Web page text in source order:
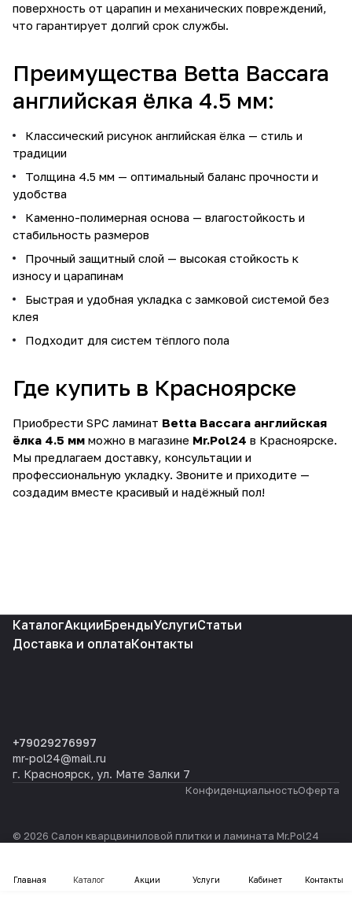
поверхность от царапин и механических повреждений,
что гарантирует долгий срок службы.
Преимущества Betta Baccara
английская ёлка 4.5 мм:
Классический рисунок английская ёлка — стиль и
традиции
Толщина 4.5 мм — оптимальный баланс прочности и
удобства
Каменно-полимерная основа — влагостойкость и
стабильность размеров
Прочный защитный слой — высокая стойкость к
износу и царапинам
Быстрая и удобная укладка с замковой системой без
клея
Подходит для систем тёплого пола
Где купить в Красноярске
Приобрести SPC ламинат Betta Baccara английская
ёлка 4.5 мм можно в магазине Mr.Pol24 в Красноярске.
Мы предлагаем доставку, консультации и
профессиональную укладку. Звоните и приходите —
создадим вместе красивый и надёжный пол!
Главная Каталог Акции Услуги Кабинет Контакты
КаталогАкцииБрендыУслугиСтатьи
Доставка и оплатаКонтакты
+79029276997
mr-pol24@mail.ru
г. Красноярск, ул. Мате Залки 7
КонфиденциальностьОферта
© 2026 Салон кварцвиниловой плитки и ламината Mr.Pol24